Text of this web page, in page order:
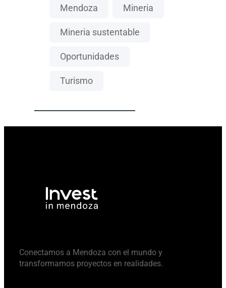
Mendoza Mineria
Mineria sustentable
Oportunidades
Turismo
Conectamos a Mendoza con el mundo y
transformamos proyectos en realidades.